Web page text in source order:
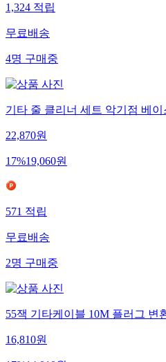
1,324적립
무료배송
4명구매중
기타 줄 클리너 세트 악기점 베
22,870원
17%19,060원
571적립
무료배송
2명구매중
55잭 기타케이블 10M 플러그 변
16,810원